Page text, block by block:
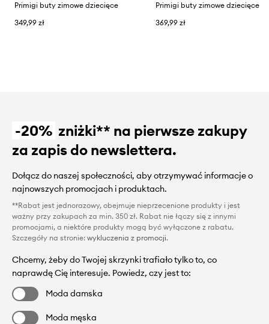
Primigi buty zimowe dziecięce
349,99 zł
Primigi buty zimowe dziecięce
369,99 zł
-20% zniżki** na pierwsze zakupy
za zapis do newslettera.
Dołącz do naszej społeczności, aby otrzymywać informacje o
najnowszych promocjach i produktach.
**Rabat jest jednorazowy, obejmuje nieprzecenione produkty i jest
ważny przy zakupach za min. 350 zł. Rabat nie łączy się z innymi
promocjami, a niektóre produkty mogą być wyłączone z rabatu.
Szczegóły na stronie: wykluczenia z promocji.
Chcemy, żeby do Twojej skrzynki trafiało tylko to, co
naprawdę Cię interesuje. Powiedz, czy jest to:
Moda damska
Moda męska